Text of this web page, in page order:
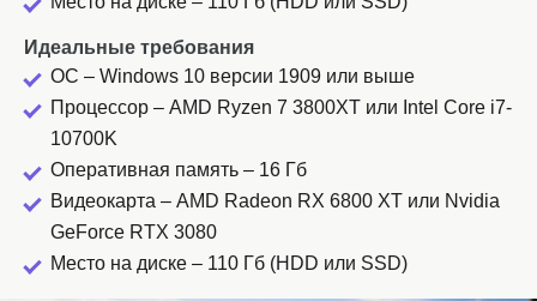
Идеальные требования
ОС – Windows 10 версии 1909 или выше
Процессор – AMD Ryzen 7 3800XT или Intel Core i7-
10700K
Оперативная память – 16 Гб
Видеокарта – AMD Radeon RX 6800 XT или Nvidia
GeForce RTX 3080
Место на диске – 110 Гб (HDD или SSD)